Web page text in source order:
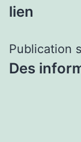
lien
Publication
Des